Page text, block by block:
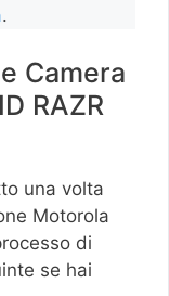
.
Camera
RAZR
una volta
Motorola
di
se hai